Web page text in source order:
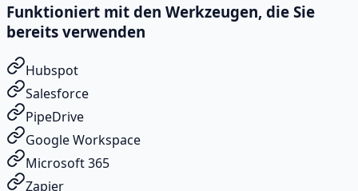
Funktioniert mit den Werkzeugen, die Sie
bereits verwenden
Hubspot
Salesforce
PipeDrive
Google Workspace
Microsoft 365
Zapier